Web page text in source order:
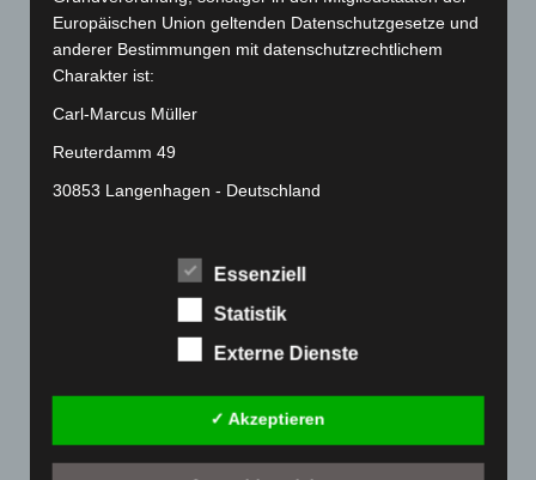
Januar 2022(190)
Dezember 2021
November 2021(215)
Oktober 2021(171)
September 2021
März 2021(228)
Januar 2021(192)
Europäischen Union geltenden Datenschutzgesetze und
anderer Bestimmungen mit datenschutzrechtlichem
Charakter ist:
Carl-Marcus Müller
Reuterdamm 49
30853 Langenhagen - Deutschland
Fax: 0511-866 789 33
Textdateien, welche über einen Internetbrowser auf
einem Computersystem abgelegt und gespeichert
Essenziell
Statistik
Externe Dienste
✓ Akzeptieren